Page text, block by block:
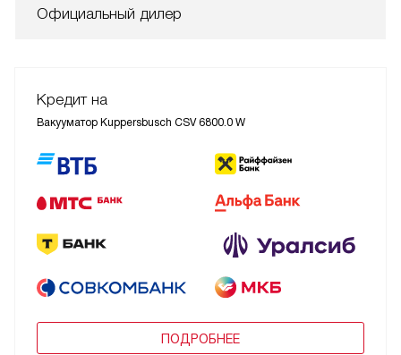
Официальный дилер
Кредит на
Вакууматор Kuppersbusch CSV 6800.0 W
ПОДРОБНЕЕ